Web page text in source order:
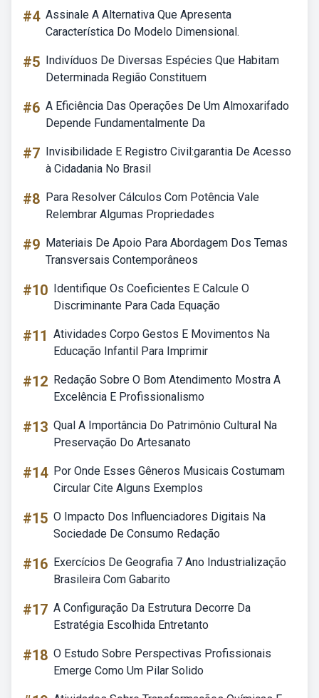
#4 Assinale A Alternativa Que Apresenta
Característica Do Modelo Dimensional.
#5 Indivíduos De Diversas Espécies Que Habitam
Determinada Região Constituem
#6 A Eficiência Das Operações De Um Almoxarifado
Depende Fundamentalmente Da
#7 Invisibilidade E Registro Civil:garantia De Acesso
à Cidadania No Brasil
#8 Para Resolver Cálculos Com Potência Vale
Relembrar Algumas Propriedades
#9 Materiais De Apoio Para Abordagem Dos Temas
Transversais Contemporâneos
#10 Identifique Os Coeficientes E Calcule O
Discriminante Para Cada Equação
#11 Atividades Corpo Gestos E Movimentos Na
Educação Infantil Para Imprimir
#12 Redação Sobre O Bom Atendimento Mostra A
Excelência E Profissionalismo
#13 Qual A Importância Do Patrimônio Cultural Na
Preservação Do Artesanato
#14 Por Onde Esses Gêneros Musicais Costumam
Circular Cite Alguns Exemplos
#15 O Impacto Dos Influenciadores Digitais Na
Sociedade De Consumo Redação
#16 Exercícios De Geografia 7 Ano Industrialização
Brasileira Com Gabarito
#17 A Configuração Da Estrutura Decorre Da
Estratégia Escolhida Entretanto
#18 O Estudo Sobre Perspectivas Profissionais
Emerge Como Um Pilar Solido